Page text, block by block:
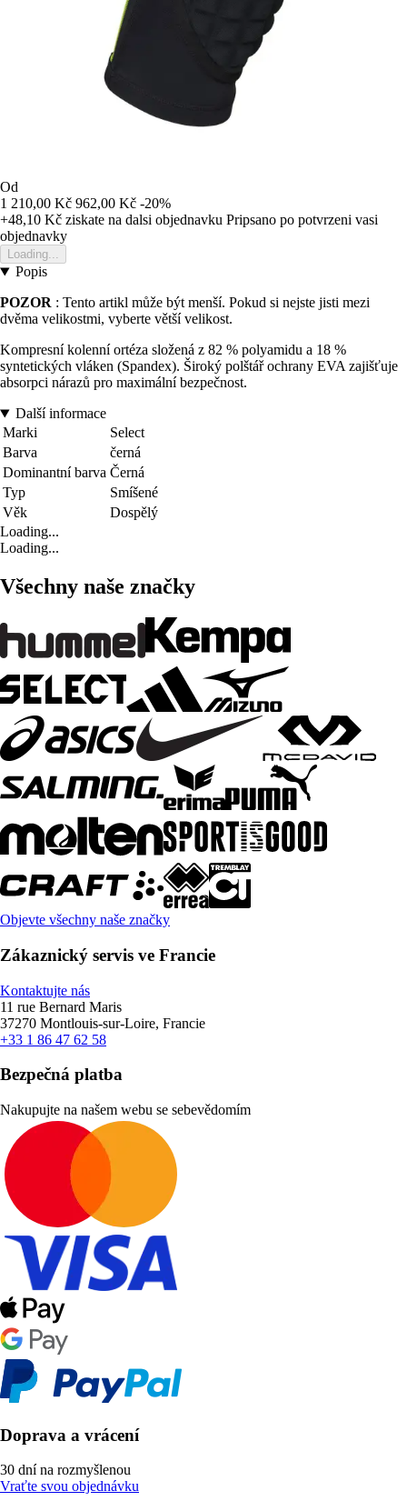
Od
1 210,00 Kč 962,00 Kč -20%
+48,10 Kč ziskate na dalsi objednavku Pripsano po potvrzeni vasi
objednavky
Loading...
Popis
POZOR : Tento artikl může být menší. Pokud si nejste jisti mezi
dvěma velikostmi, vyberte větší velikost.
Kompresní kolenní ortéza složená z 82 % polyamidu a 18 %
syntetických vláken (Spandex). Široký polštář ochrany EVA zajišťuje
absorpci nárazů pro maximální bezpečnost.
Další informace
Marki
Select
Barva
černá
Dominantní barva Černá
Typ
Smíšené
Věk
Dospělý
Loading...
Loading...
Všechny naše značky
Objevte všechny naše značky
Zákaznický servis ve Francie
Kontaktujte nás
11 rue Bernard Maris
37270 Montlouis-sur-Loire, Francie
+33 1 86 47 62 58
Bezpečná platba
Nakupujte na našem webu se sebevědomím
Doprava a vrácení
30 dní na rozmyšlenou
Vraťte svou objednávku